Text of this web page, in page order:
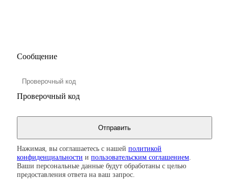
Сообщение
Проверочный код
Нажимая, вы соглашаетесь с нашей политикой
конфиденциальности и пользовательским соглашением
Ваши персональные данные будут обработаны с целью
предоставления ответа на ваш запрос.